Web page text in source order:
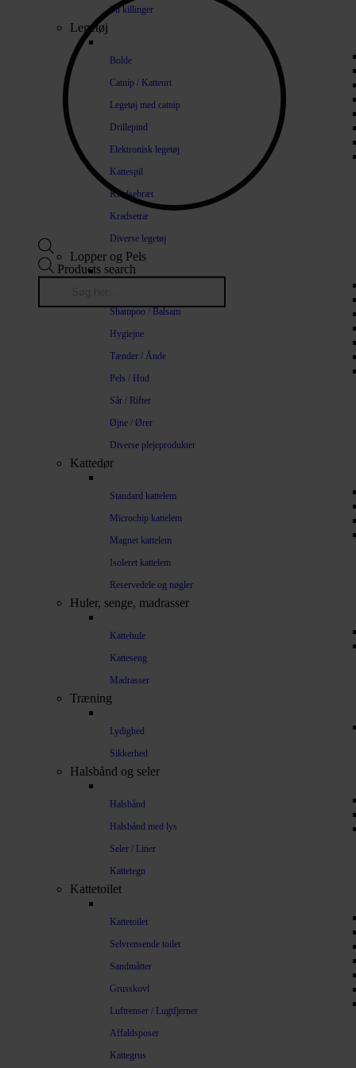
Til killinger
Legetøj
Bolde
Catnip / Katteurt
Legetøj med catnip
Drillepind
Elektronisk legetøj
Kattespil
Kradsebræt
Kradsetræ
Diverse legetøj
Lopper og Pels
Shampoo / Balsam
Hygiejne
Tænder / Ånde
Pels / Hud
Sår / Rifter
Øjne / Ører
Diverse plejeprodukter
Kattedør
Standard kattelem
Microchip kattelem
Magnet kattelem
Isoleret kattelem
Reservedele og nøgler
Huler, senge, madrasser
Kattehule
Katteseng
Madrasser
Træning
Lydighed
Sikkerhed
Halsbånd og seler
Halsbånd
Halsbånd med lys
Seler / Liner
Kattetegn
Kattetoilet
Kattetoilet
Selvrensende toilet
Sandmåtter
Grusskovl
Luftrenser / Lugtfjerner
Affaldsposer
Kattegrus
Products search